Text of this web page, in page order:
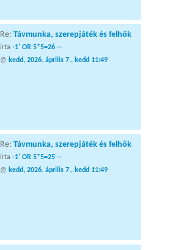
Re: Távmunka, szerepjáték és felhők
írta -1' OR 5*5=26 --
@ kedd, 2026. április 7., kedd 11:49
Re: Távmunka, szerepjáték és felhők
írta -1' OR 5*5=25 --
@ kedd, 2026. április 7., kedd 11:49